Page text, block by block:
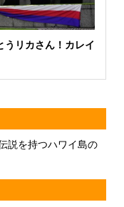
うリカさん！カレイ
説を持つハワイ島の